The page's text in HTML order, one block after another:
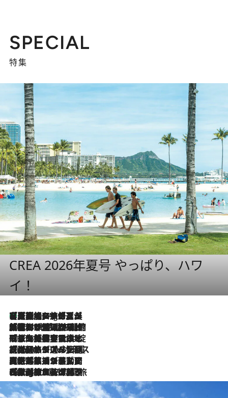
SPECIAL
特集
CREA 2026年夏号 やっぱり、ハワ
イ！
1 Hour Ago
【厳選旅コスメ】「多機能アイテムがメイン！」旅好き美容エディターが選んだ夏旅ベストコスメを発表【Mサイズジップ】
2026.8.6
「荷物が増えるほど旅ストレスは増す」美容ジャーナリストがたどり着いた最終結論。“化粧品を劇的に減らす”感動の凝縮美容とは
2026.8.6
「旅先には金髪ウィッグを持参」日本と同じメイクでは損してる!? 美容ジャーナリストが提案する“掟破りの旅美容”とは
2026.8.6
【厳選旅コスメ】「身軽さ＆UV対策重視！」ヘアアーティストshucoが選んだ夏旅ベストコスメを発表【Mサイズジップ】
2026.8.5
【厳選旅コスメ】国内をあちこち移動する河井菜摘が選んだ夏旅ベストコスメ発表！「リラックスアイテムはマスト」【Mサイズジップ】
2026.8.4
【厳選旅コスメ】「紫外線＆乾燥対策しながらメイク感も！」ヘア＆メイクGeorgeが選んだ夏旅ベストコスメを発表！【Mサイズジップ】